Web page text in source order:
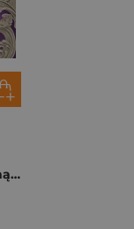
Wojna kości. Tonące Cesarstwo. Tom 3